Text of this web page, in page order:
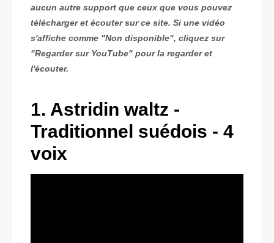
aucun autre support que ceux que vous pouvez
télécharger et écouter sur ce site. Si une vidéo
s'affiche comme "Non disponible", cliquez sur
"Regarder sur YouTube" pour la regarder et
l'écouter.
1. Astridin waltz -
Traditionnel suédois - 4
voix